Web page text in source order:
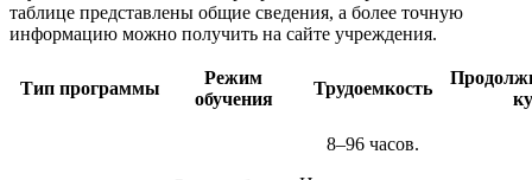
таблице представлены общие сведения, а более точную
информацию можно получить на сайте учреждения.
Тип программы
Режим
обучения
Трудоемкость
8–96 часов.